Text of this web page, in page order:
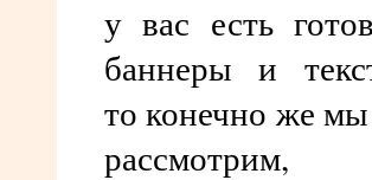
у вас есть
баннеры и
то конечно же
рассмотрим,